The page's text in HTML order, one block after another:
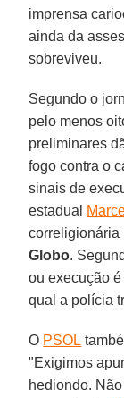
imprensa
ainda da
sobreviveu.
Segundo o
pelo menos
preliminares
fogo contra o
sinais de
estadual
correligionária
Globo.
ou execução
qual a polícia
O PSOL
"Exigimos
hediondo.